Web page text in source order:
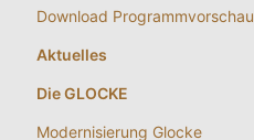
Download Programmvorschau
Aktuelles
Die GLOCKE
Modernisierung Glocke